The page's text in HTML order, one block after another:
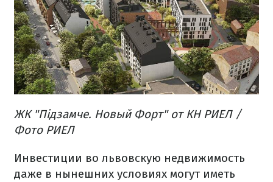
ЖК "Підзамче. Новый Форт" от КН РИЕЛ /
Фото РИЕЛ
Инвестиции во львовскую недвижимость
даже в нынешних условиях могут иметь